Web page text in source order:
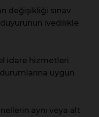
değişikliği sınav
ivedilikle
idare hizmetleri
uygun
aynı veya alt